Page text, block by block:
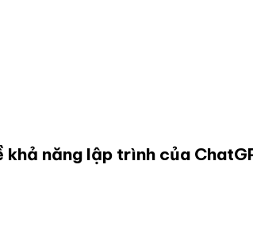
năng lập trình của